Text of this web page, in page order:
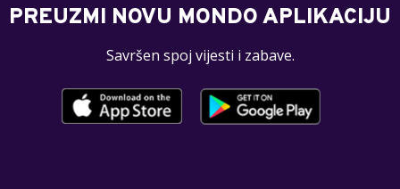
PREUZMI NOVU MONDO APLIKACIJU
Savršen spoj vijesti i zabave.